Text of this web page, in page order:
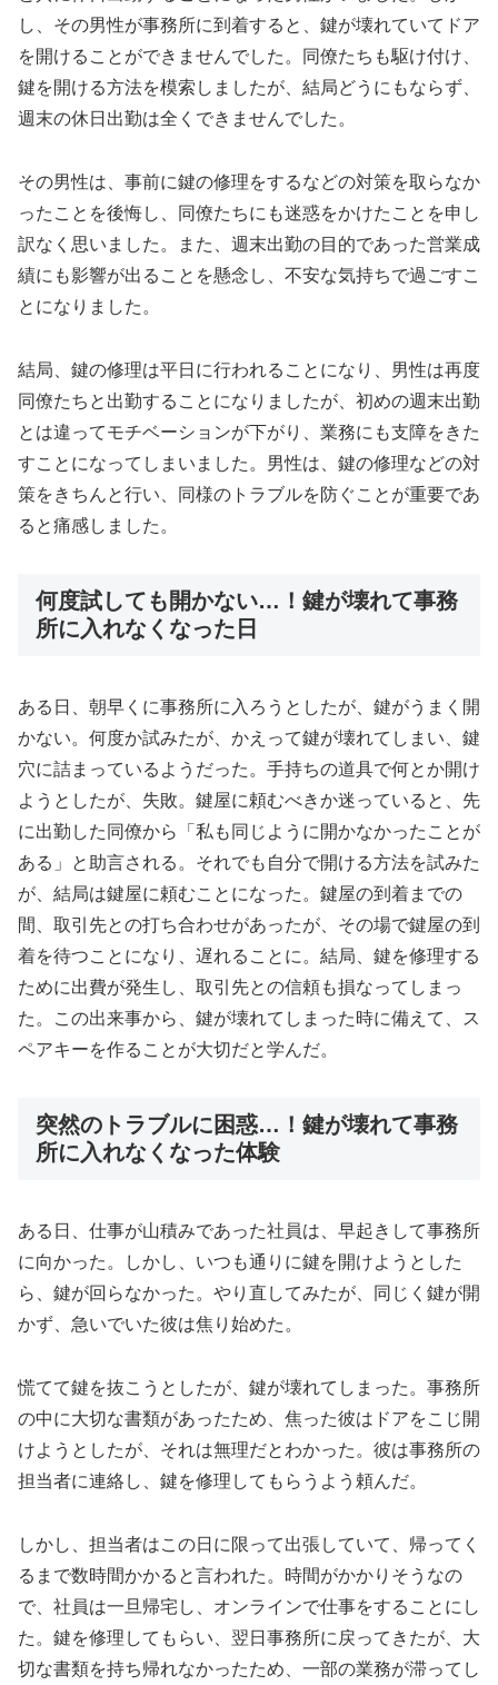
し、その男性が事務所に到着すると、鍵が壊れていてドア
を開けることができませんでした。同僚たちも駆け付け、
鍵を開ける方法を模索しましたが、結局どうにもならず、
週末の休日出勤は全くできませんでした。
その男性は、事前に鍵の修理をするなどの対策を取らなか
ったことを後悔し、同僚たちにも迷惑をかけたことを申し
訳なく思いました。また、週末出勤の目的であった営業成
績にも影響が出ることを懸念し、不安な気持ちで過ごすこ
とになりました。
結局、鍵の修理は平日に行われることになり、男性は再度
同僚たちと出勤することになりましたが、初めの週末出勤
とは違ってモチベーションが下がり、業務にも支障をきた
すことになってしまいました。男性は、鍵の修理などの対
策をきちんと行い、同様のトラブルを防ぐことが重要であ
ると痛感しました。
何度試しても開かない…！鍵が壊れて事務
所に入れなくなった日
ある日、朝早くに事務所に入ろうとしたが、鍵がうまく開
かない。何度か試みたが、かえって鍵が壊れてしまい、鍵
穴に詰まっているようだった。手持ちの道具で何とか開け
ようとしたが、失敗。鍵屋に頼むべきか迷っていると、先
に出勤した同僚から「私も同じように開かなかったことが
ある」と助言される。それでも自分で開ける方法を試みた
が、結局は鍵屋に頼むことになった。鍵屋の到着までの
間、取引先との打ち合わせがあったが、その場で鍵屋の到
着を待つことになり、遅れることに。結局、鍵を修理する
ために出費が発生し、取引先との信頼も損なってしまっ
た。この出来事から、鍵が壊れてしまった時に備えて、ス
ペアキーを作ることが大切だと学んだ。
突然のトラブルに困惑…！鍵が壊れて事務
所に入れなくなった体験
ある日、仕事が山積みであった社員は、早起きして事務所
に向かった。しかし、いつも通りに鍵を開けようとした
ら、鍵が回らなかった。やり直してみたが、同じく鍵が開
かず、急いでいた彼は焦り始めた。
慌てて鍵を抜こうとしたが、鍵が壊れてしまった。事務所
の中に大切な書類があったため、焦った彼はドアをこじ開
けようとしたが、それは無理だとわかった。彼は事務所の
担当者に連絡し、鍵を修理してもらうよう頼んだ。
しかし、担当者はこの日に限って出張していて、帰ってく
るまで数時間かかると言われた。時間がかかりそうなの
で、社員は一旦帰宅し、オンラインで仕事をすることにし
た。鍵を修理してもらい、翌日事務所に戻ってきたが、大
切な書類を持ち帰れなかったため、一部の業務が滞ってし